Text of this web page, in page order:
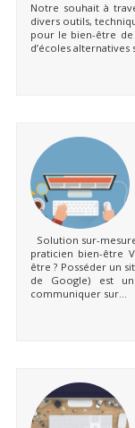
Notre souhait à
divers outils,
pour le bien-être de
d’écoles alternatives
Solution sur-
praticien bien-être
être ? Posséder un
de Google) est
communiquer sur...